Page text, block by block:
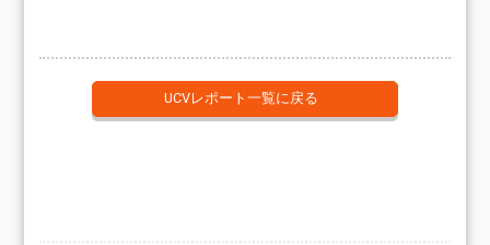
UCVレポート一覧に戻る